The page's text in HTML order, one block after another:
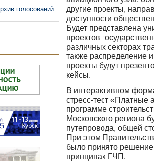
голосований
другие проекты,
доступности
Будет представлена
проектов
различных секторах
также распределение
проекты будут
кейсы.
В интерактивном
стресс-тест «Платные
программе
Московского региона
путепровода, общей
При этом
было принято решение
принципах ГЧП.